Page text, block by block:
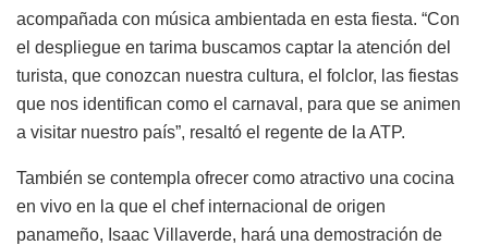
acompañada con música ambientada en esta fiesta. “Con
el despliegue en tarima buscamos captar la atención del
turista, que conozcan nuestra cultura, el folclor, las fiestas
que nos identifican como el carnaval, para que se animen
a visitar nuestro país”, resaltó el regente de la ATP.
También se contempla ofrecer como atractivo una cocina
en vivo en la que el chef internacional de origen
panameño, Isaac Villaverde, hará una demostración de